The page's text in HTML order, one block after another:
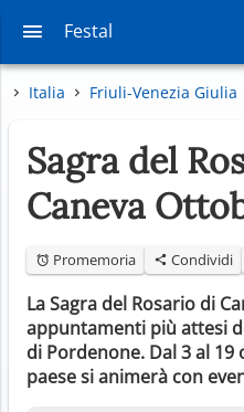
Festal
Italia Friuli-Venezia Giulia
Sagra del
Caneva
Promemoria Condividi
La Sagra del Rosario di
appuntamenti più attesi
di Pordenone. Dal 3 al
paese si animerà con